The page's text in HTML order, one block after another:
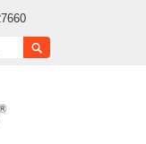
